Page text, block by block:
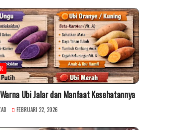
Ubi Jalar dan Manfaat Kesehatannya
FEBRUARI 22, 2026